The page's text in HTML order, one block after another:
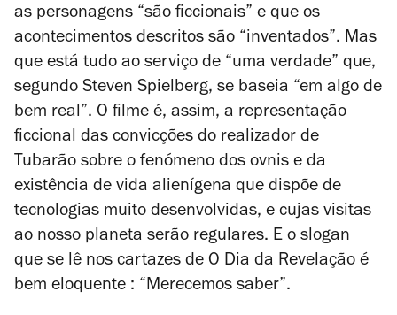
as personagens “são ficcionais” e que os
acontecimentos descritos são “inventados”. Mas
que está tudo ao serviço de “uma verdade” que,
segundo Steven Spielberg, se baseia “em algo de
bem real”. O filme é, assim, a representação
ficcional das convicções do realizador de
Tubarão sobre o fenómeno dos ovnis e da
existência de vida alienígena que dispõe de
tecnologias muito desenvolvidas, e cujas visitas
ao nosso planeta serão regulares. E o slogan
que se lê nos cartazes de O Dia da Revelação é
bem eloquente : “Merecemos saber”.